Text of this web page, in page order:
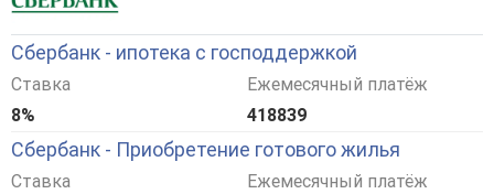
Сбербанк - ипотека с господдержкой
Ставка
8%
Ежемесячный платёж
418839
Сбербанк - Приобретение готового жилья
Ставка
Ежемесячный платёж